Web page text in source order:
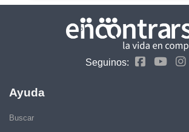
Seguinos:
Ayuda
Buscar